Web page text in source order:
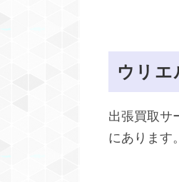
ウリ
出張買取サ
にあります